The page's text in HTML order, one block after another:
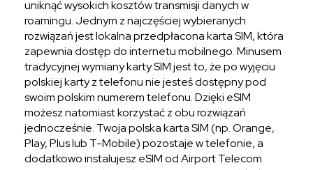
uniknąć wysokich kosztów transmisji danych w
roamingu. Jednym z najczęściej wybieranych
rozwiązań jest lokalna przedpłacona karta SIM, która
zapewnia dostęp do internetu mobilnego. Minusem
tradycyjnej wymiany karty SIM jest to, że po wyjęciu
polskiej karty z telefonu nie jesteś dostępny pod
swoim polskim numerem telefonu. Dzięki eSIM
możesz natomiast korzystać z obu rozwiązań
jednocześnie. Twoja polska karta SIM (np. Orange,
Play, Plus lub T-Mobile) pozostaje w telefonie, a
dodatkowo instalujesz eSIM od Airport Telecom